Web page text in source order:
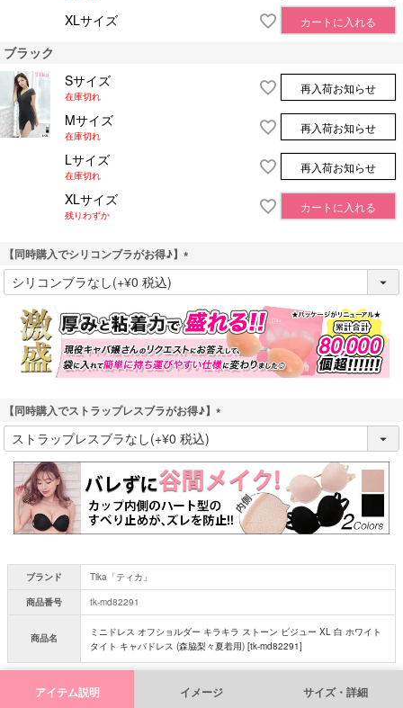
XLサイズ カートに入れる
ブラック
Sサイズ
在庫切れ
再入荷お知らせ
Mサイズ
在庫切れ
再入荷お知らせ
Lサイズ
在庫切れ
再入荷お知らせ
XLサイズ
残りわずか
カートに入れる
【同時購入でシリコンブラがお得♪】
(
必
須
)
【同時購入でストラップレスブラがお得♪】
(
必
須
)
ブランド
Tika「ティカ」
商品番号
tk-md82291
商品名
ミニドレス オフショルダー キラキラ ストーン ビジュー XL 白 ホワイト
タイト キャバドレス (森脇梨々夏着用) [tk-md82291]
アイテム説明 イメージ サイズ・詳細